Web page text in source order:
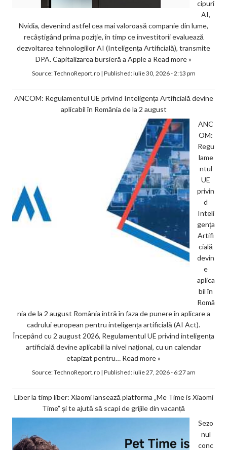
cipuri
AI,
Nvidia, devenind astfel cea mai valoroasă companie din lume,
recâștigând prima poziție, în timp ce investitorii evaluează
dezvoltarea tehnologiilor AI (Inteligența Artificială), transmite
DPA. Capitalizarea bursieră a Apple a Read more »
Source:TechnoReport.ro| Published:iulie 30, 2026 - 2:13 pm
ANCOM: Regulamentul UE privind Inteligența Artificială devine
aplicabil în România de la 2 august
ANC
OM:
Regu
lame
ntul
UE
privin
d
Inteli
gența
Artifi
cială
devin
e
aplica
bil în
Româ
nia de la 2 august România intră în faza de punere în aplicare a
cadrului european pentru inteligența artificială (AI Act).
Începând cu 2 august 2026, Regulamentul UE privind inteligența
artificială devine aplicabil la nivel național, cu un calendar
etapizat pentru… Read more »
Source:TechnoReport.ro| Published:iulie 27, 2026 - 6:27 am
Liber la timp liber: Xiaomi lansează platforma „Me Time is Xiaomi
Time” și te ajută să scapi de grijile din vacanță
Sezo
nul
conc